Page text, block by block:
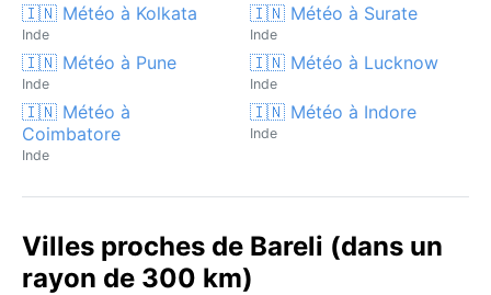
🇮🇳 Météo à Kolkata
Inde
🇮🇳 Météo à Surate
Inde
🇮🇳 Météo à Pune
Inde
🇮🇳 Météo à Lucknow
Inde
🇮🇳 Météo à
Coimbatore
Inde
🇮🇳 Météo à Indore
Inde
Villes proches de Bareli (dans un
rayon de 300 km)